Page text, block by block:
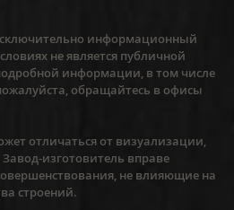
информационный
не является публичной
информации, в том числе
обращайтесь в офисы
отличаться от визуализации,
изготовитель вправе
не влияющие на
строений.